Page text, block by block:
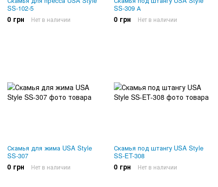
SS-102-5
0 грн Нет в наличии
SS-309 А
0 грн Нет в наличии
Скамья для жима USA Style
SS-307
0 грн Нет в наличии
Скамья под штангу USA Style
SS-ET-308
0 грн Нет в наличии